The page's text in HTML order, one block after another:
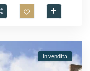
In vendita